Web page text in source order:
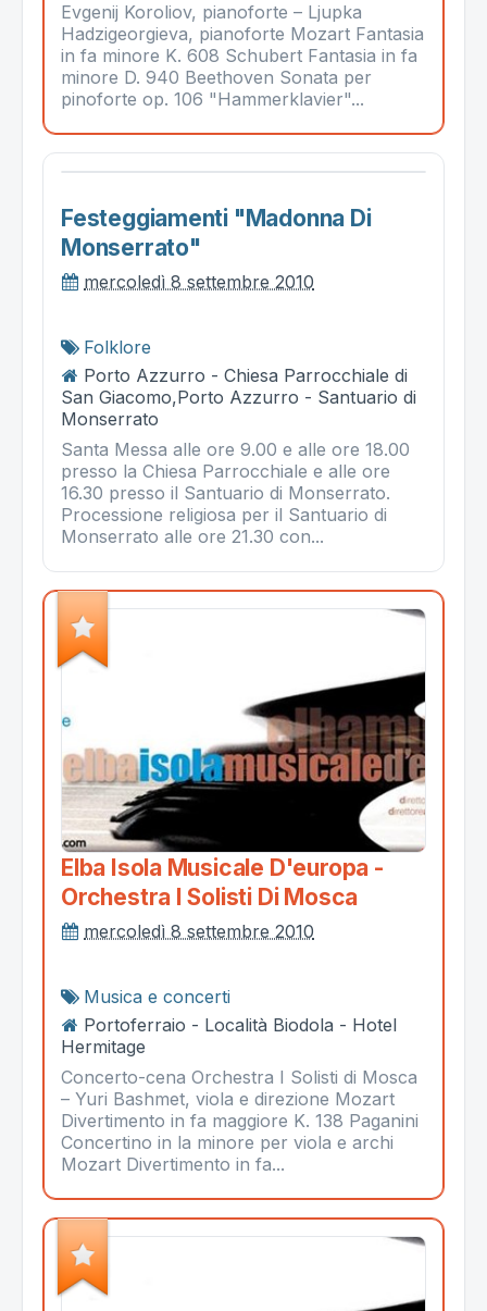
Evgenij Koroliov, pianoforte – Ljupka
Hadzigeorgieva, pianoforte Mozart Fantasia
in fa minore K. 608 Schubert Fantasia in fa
minore D. 940 Beethoven Sonata per
pinoforte op. 106 "Hammerklavier"...
Festeggiamenti "madonna Di
Monserrato"
mercoledì 8 settembre 2010
Folklore
Porto Azzurro - Chiesa Parrocchiale di
San Giacomo,Porto Azzurro - Santuario di
Monserrato
Santa Messa alle ore 9.00 e alle ore 18.00
presso la Chiesa Parrocchiale e alle ore
16.30 presso il Santuario di Monserrato.
Processione religiosa per il Santuario di
Monserrato alle ore 21.30 con...
Elba Isola Musicale D'europa -
Orchestra I Solisti Di Mosca
mercoledì 8 settembre 2010
Musica e concerti
Portoferraio - Località Biodola - Hotel
Hermitage
Concerto-cena Orchestra I Solisti di Mosca
– Yuri Bashmet, viola e direzione Mozart
Divertimento in fa maggiore K. 138 Paganini
Concertino in la minore per viola e archi
Mozart Divertimento in fa...